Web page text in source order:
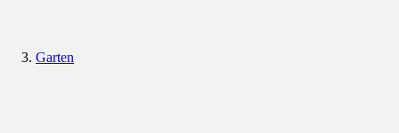
Garten